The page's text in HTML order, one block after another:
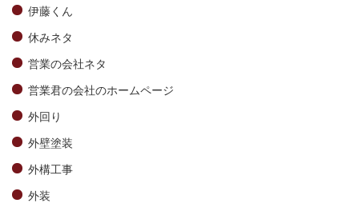
伊藤くん
休みネタ
営業の会社ネタ
営業君の会社のホームページ
外回り
外壁塗装
外構工事
外装